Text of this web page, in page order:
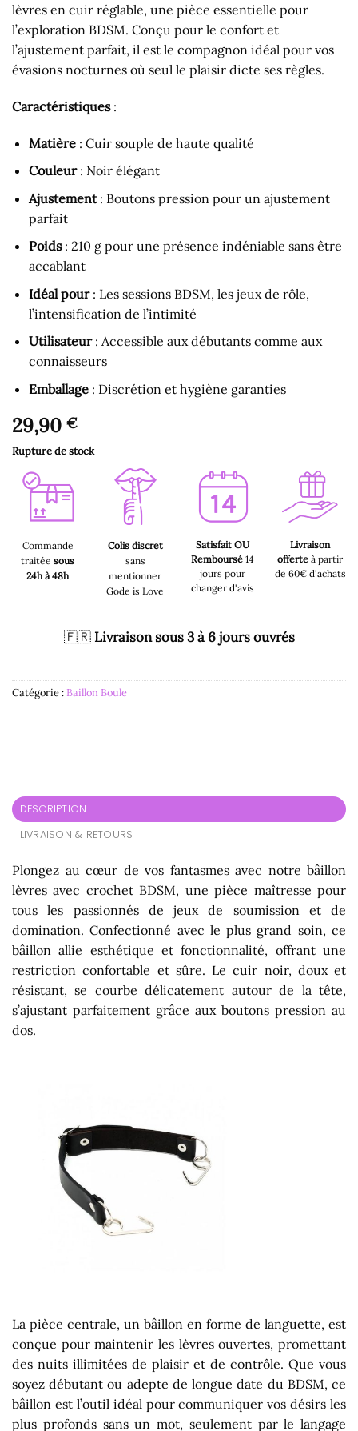
lèvres en cuir réglable, une pièce essentielle pour
l’exploration BDSM. Conçu pour le confort et
l’ajustement parfait, il est le compagnon idéal pour vos
évasions nocturnes où seul le plaisir dicte ses règles.
Caractéristiques:
Matière: Cuir souple de haute qualité
Couleur: Noir élégant
Ajustement: Boutons pression pour un ajustement
parfait
Poids: 210 g pour une présence indéniable sans être
accablant
Idéal pour: Les sessions BDSM, les jeux de rôle,
l’intensification de l’intimité
Utilisateur: Accessible aux débutants comme aux
connaisseurs
Emballage: Discrétion et hygiène garanties
29,90 €
Rupture de stock
Commande
traitée sous
24h à 48h
Colis discret
sans
mentionner
Gode is Love
Satisfait OU
Remboursé14
jours pour
changer d'avis
Livraison
offerte à partir
de 60€ d'achats
🇫🇷 Livraison sous 3 à 6 jours ouvrés
Catégorie :Baillon Boule
DESCRIPTION
LIVRAISON & RETOURS
Plongez au cœur de vos fantasmes avec notre bâillon
lèvres avec crochet BDSM, une pièce maîtresse pour
tous les passionnés de jeux de soumission et de
domination. Confectionné avec le plus grand soin, ce
bâillon allie esthétique et fonctionnalité, offrant une
restriction confortable et sûre. Le cuir noir, doux et
résistant, se courbe délicatement autour de la tête,
s’ajustant parfaitement grâce aux boutons pression au
dos.
La pièce centrale, un bâillon en forme de languette, est
conçue pour maintenir les lèvres ouvertes, promettant
des nuits illimitées de plaisir et de contrôle. Que vous
soyez débutant ou adepte de longue date du BDSM, ce
bâillon est l’outil idéal pour communiquer vos désirs les
plus profonds sans un mot, seulement par le langage